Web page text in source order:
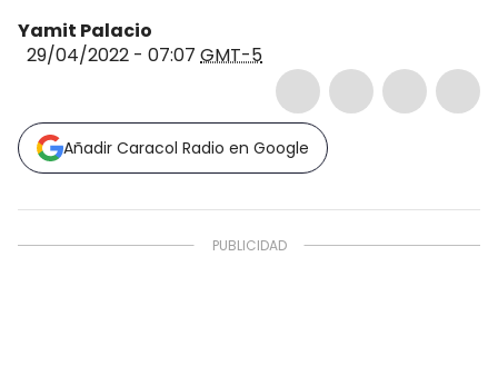
Yamit Palacio
29/04/2022 - 07:07 GMT-5
Añadir Caracol Radio en Google